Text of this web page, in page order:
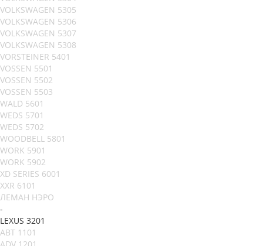
VOLKSWAGEN 5305
VOLKSWAGEN 5306
VOLKSWAGEN 5307
VOLKSWAGEN 5308
VORSTEINER 5401
VOSSEN 5501
VOSSEN 5502
VOSSEN 5503
WALD 5601
WEDS 5701
WEDS 5702
WOODBELL 5801
WORK 5901
WORK 5902
XD SERIES 6001
XXR 6101
ЛЕМАН НЭРО
-
LEXUS 3201
ABT 1101